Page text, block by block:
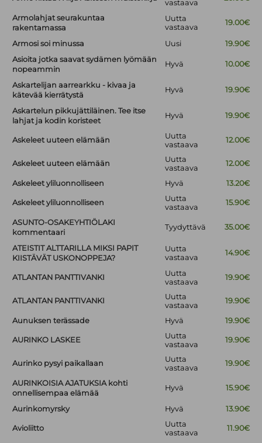
vastaava
Armolahjat seurakuntaa
rakentamassa
Uutta
vastaava
19.00€
Armosi soi minussa Uusi
19.90€
Asioita jotka saavat sydämen lyömään
nopeammin
Hyvä 10.00€
Askartelijan aarrearkku - kivaa ja
kätevää kierrätystä
Hyvä 19.90€
Askartelun pikkujättiläinen. Tee itse
lahjat ja kodin koristeet
Hyvä 19.90€
Askeleet uuteen elämään
Uutta
vastaava
12.00€
Askeleet uuteen elämään
Uutta
vastaava
12.00€
Askeleet yliluonnolliseen Hyvä 13.20€
Askeleet yliluonnolliseen
Uutta
vastaava
15.90€
ASUNTO-OSAKEYHTIÖLAKI
kommentaari
Tyydyttävä 35.00€
ATEISTIT ALTTARILLA MIKSI PAPIT
KIISTÄVÄT USKONOPPEJA?
Uutta
vastaava
14.90€
ATLANTAN PANTTIVANKI
Uutta
vastaava
19.90€
ATLANTAN PANTTIVANKI
Uutta
vastaava
19.90€
Aunuksen terässade Hyvä 19.90€
AURINKO LASKEE
Uutta
vastaava
19.90€
Aurinko pysyi paikallaan
Uutta
vastaava
19.90€
AURINKOISIA AJATUKSIA kohti
onnellisempaa elämää
Hyvä 15.90€
Aurinkomyrsky Hyvä 13.90€
Avioliitto
Uutta
vastaava
11.90€